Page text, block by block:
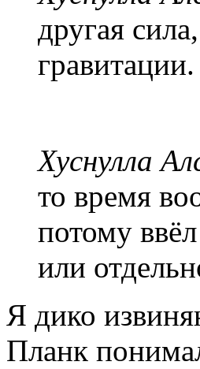
другая
гравитации.
Хуснулла
то время
потому
или
Я дико
Планк